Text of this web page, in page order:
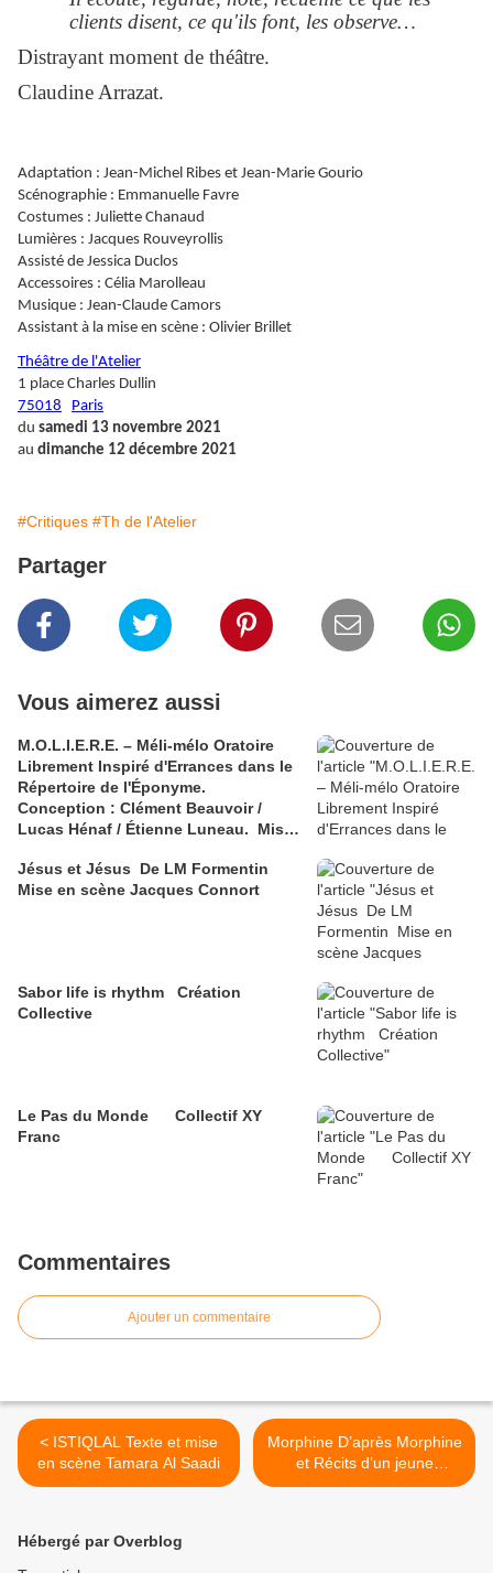
clients disent, ce qu'ils font, les observe…
Distrayant moment de théâtre.
Claudine Arrazat.
Adaptation : Jean-Michel Ribes et Jean-Marie Gourio
Scénographie : Emmanuelle Favre
Costumes : Juliette Chanaud
Lumières : Jacques Rouveyrollis
Assisté de Jessica Duclos
Accessoires : Célia Marolleau
Musique : Jean-Claude Camors
Assistant à la mise en scène : Olivier Brillet
Théâtre de l'Atelier
1 place Charles Dullin
75018
Paris
du samedi 13 novembre 2021
au dimanche 12 décembre 2021
#Critiques #Th de l'Atelier
Partager
Vous aimerez aussi
M.O.L.I.E.R.E. – Méli-mélo Oratoire
Librement Inspiré d'Errances dans le
Répertoire de l'Éponyme.
Conception : Clément Beauvoir /
Lucas Hénaf / Étienne Luneau. Mise
Jésus et Jésus De LM Formentin
Mise en scène Jacques Connort
Sabor life is rhythm Création
Collective
Le Pas du Monde Collectif XY
Franc
Commentaires
Ajouter un commentaire
< ISTIQLAL Texte et mise
en scène Tamara Al Saadi
Morphine D’après Morphine
et Récits d’un jeune
médecin de Mikaïl
Hébergé par Overblog